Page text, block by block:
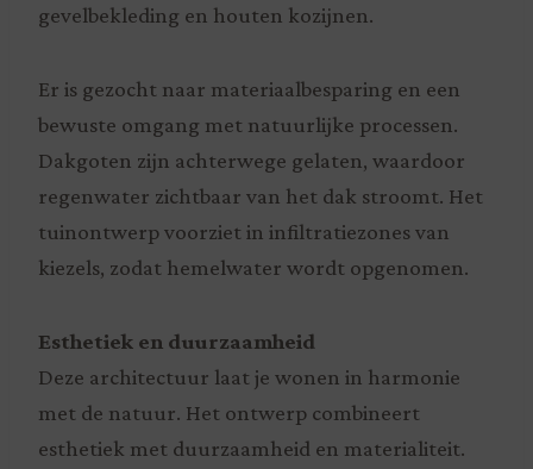
gevelbekleding en houten kozijnen.
Er is gezocht naar materiaalbesparing en een
bewuste omgang met natuurlijke processen.
Dakgoten zijn achterwege gelaten, waardoor
regenwater zichtbaar van het dak stroomt. Het
tuinontwerp voorziet in infiltratiezones van
kiezels, zodat hemelwater wordt opgenomen.
Esthetiek en duurzaamheid
Deze architectuur laat je wonen in harmonie
met de natuur. Het ontwerp combineert
esthetiek met duurzaamheid en materialiteit.